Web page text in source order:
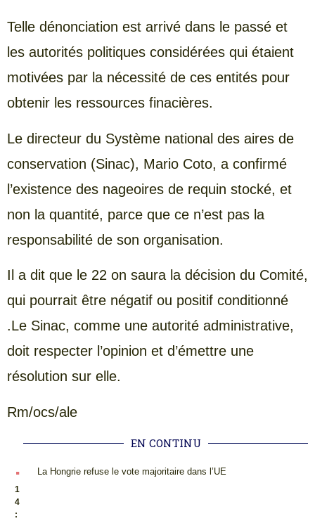
Telle dénonciation est arrivé dans le passé et
les autorités politiques considérées qui étaient
motivées par la nécessité de ces entités pour
obtenir les ressources finacières.
Le directeur du Système national des aires de
conservation (Sinac), Mario Coto, a confirmé
l’existence des nageoires de requin stocké, et
non la quantité, parce que ce n’est pas la
responsabilité de son organisation.
Il a dit que le 22 on saura la décision du Comité,
qui pourrait être négatif ou positif conditionné
.Le Sinac, comme une autorité administrative,
doit respecter l’opinion et d’émettre une
résolution sur elle.
Rm/ocs/ale
EN CONTINU
.
1
4
:
La Hongrie refuse le vote majoritaire dans l’UE